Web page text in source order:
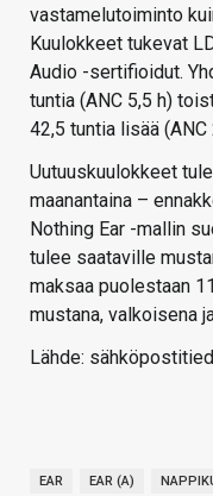
vastamelutoiminto
Kuulokkeet tukevat
Audio -sertifioidut.
tuntia (ANC 5,5 h)
42,5 tuntia lisää (ANC
Uutuuskuulokkeet
maanantaina –
Nothing Ear -mallin
tulee saataville
maksaa puolestaan
mustana, valkoisena
Lähde:
EAR EAR (A)